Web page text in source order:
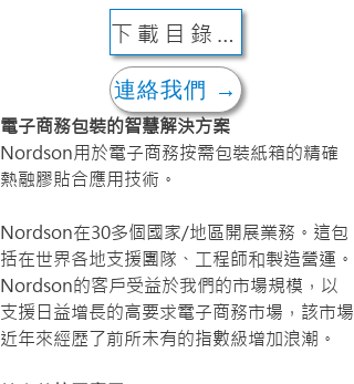
下載目錄 ↓
連絡我們 →
電子商務包裝的智慧解決方案
Nordson用於電子商務按需包裝紙箱的精確
熱融膠貼合應用技術。
Nordson在30多個國家/地區開展業務。這包
括在世界各地支援團隊、工程師和製造營運。
Nordson的客戶受益於我們的市場規模，以
支援日益增長的高要求電子商務市場，該市場
近年來經歷了前所未有的指數級增加浪潮。